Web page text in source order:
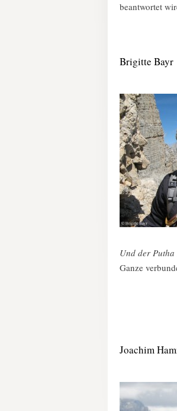
beantwortet
Brigitte Bayr
Und der
Ganze
Joachim